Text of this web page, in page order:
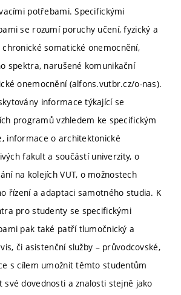
potřebami. Specifickými
se rozumí poruchy učení, fyzický a
somatické onemocnění,
spektra, narušené komunikační
onemocnění (alfons.vutbr.cz/o-nas).
informace týkající se
programů vzhledem ke specifickým
informace o architektonické
fakult a součástí univerzity, o
na kolejích VUT, o možnostech
řízení a adaptaci samotného studia. K
pro studenty se specifickými
pak také patří tlumočnický a
či asistenční služby – průvodcovské,
s cílem umožnit těmto studentům
své dovednosti a znalosti stejně jako